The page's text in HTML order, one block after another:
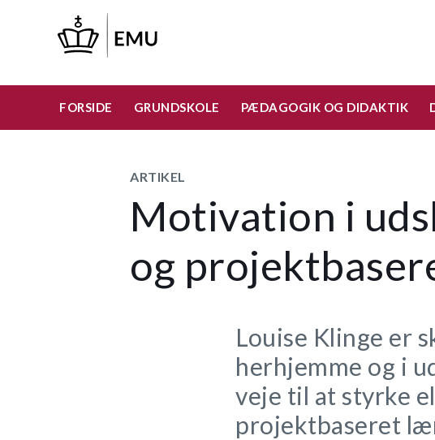
hovedindhold
FORSIDE GRUNDSKOLE PÆDAGOGIK OG DIDAKTIK
ARTIKEL
Motivation i
og
Louise Klinge er
herhjemme og i
veje til at styrke
projektbaseret